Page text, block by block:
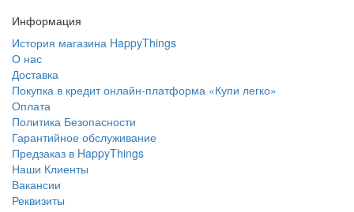
Информация
История магазина HappyThings
О нас
Доставка
Покупка в кредит онлайн-платформа «Купи легко»
Оплата
Политика Безопасности
Гарантийное обслуживание
Предзаказ в HappyThings
Наши Клиенты
Вакансии
Реквизиты